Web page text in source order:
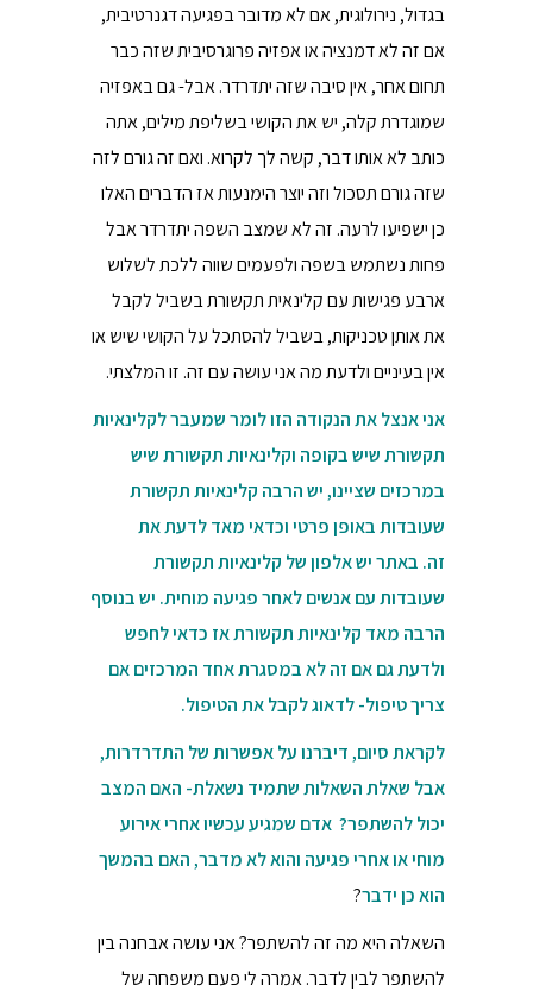
בגדול, נירולוגית, אם לא מדובר בפגיעה דגנרטיבית,
אם זה לא דמנציה או אפזיה פרוגרסיבית שזה כבר
תחום אחר, אין סיבה שזה יתדרדר. אבל- גם באפזיה
שמוגדרת קלה, יש את הקושי בשליפת מילים, אתה
כותב לא אותו דבר, קשה לך לקרוא. ואם זה גורם לזה
שזה גורם תסכול וזה יוצר הימנעות אז הדברים האלו
כן ישפיעו לרעה. זה לא שמצב השפה יתדרדר אבל
פחות נשתמש בשפה ולפעמים שווה ללכת לשלוש
ארבע פגישות עם קלינאית תקשורת בשביל לקבל
את אותן טכניקות, בשביל להסתכל על הקושי שיש או
אין בעיניים ולדעת מה אני עושה עם זה. זו המלצתי.
אני אנצל את הנקודה הזו לומר שמעבר לקלינאיות
תקשורת שיש בקופה וקלינאיות תקשורת שיש
במרכזים שציינו, יש הרבה קלינאיות תקשורת
שעובדות באופן פרטי וכדאי מאד לדעת את
זה. באתר יש אלפון של קלינאיות תקשורת
שעובדות עם אנשים לאחר פגיעה מוחית. יש בנוסף
הרבה מאד קלינאיות תקשורת אז כדאי לחפש
ולדעת גם אם זה לא במסגרת אחד המרכזים אם
צריך טיפול- לדאוג לקבל את הטיפול.
לקראת סיום, דיברנו על אפשרות של התדרדרות,
אבל שאלת השאלות שתמיד נשאלת- האם המצב
יכול להשתפר? אדם שמגיע עכשיו אחרי אירוע
מוחי או אחרי פגיעה והוא לא מדבר, האם בהמשך
הוא כן ידבר?
השאלה היא מה זה להשתפר? אני עושה אבחנה בין
להשתפר לבין לדבר. אמרה לי פעם משפחה של